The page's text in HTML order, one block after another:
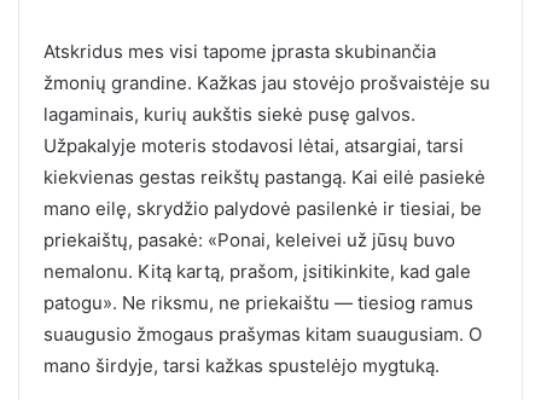
Atskridus mes visi tapome įprasta skubinančia
žmonių grandine. Kažkas jau stovėjo prošvaistėje su
lagaminais, kurių aukštis siekė pusę galvos.
Užpakalyje moteris stodavosi lėtai, atsargiai, tarsi
kiekvienas gestas reikštų pastangą. Kai eilė pasiekė
mano eilę, skrydžio palydovė pasilenkė ir tiesiai, be
priekaištų, pasakė: «Ponai, keleivei už jūsų buvo
nemalonu. Kitą kartą, prašom, įsitikinkite, kad gale
patogu». Ne riksmu, ne priekaištu — tiesiog ramus
suaugusio žmogaus prašymas kitam suaugusiam. O
mano širdyje, tarsi kažkas spustelėjo mygtuką.